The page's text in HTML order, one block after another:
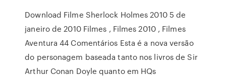
Download Filme Sherlock Holmes 2010 5 de
janeiro de 2010 Filmes , Filmes 2010 , Filmes
Aventura 44 Comentários Esta é a nova versão
do personagem baseada tanto nos livros de Sir
Arthur Conan Doyle quanto em HQs